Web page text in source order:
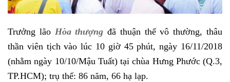
Trưởng lão Hòa thượng đã thuận thế vô thường, thâu
thần viên tịch vào lúc 10 giờ 45 phút, ngày 16/11/2018
(nhằm ngày 10/10/Mậu Tuất) tại chùa Hưng Phước (Q.3,
TP.HCM); trụ thế: 86 năm, 66 hạ lạp.